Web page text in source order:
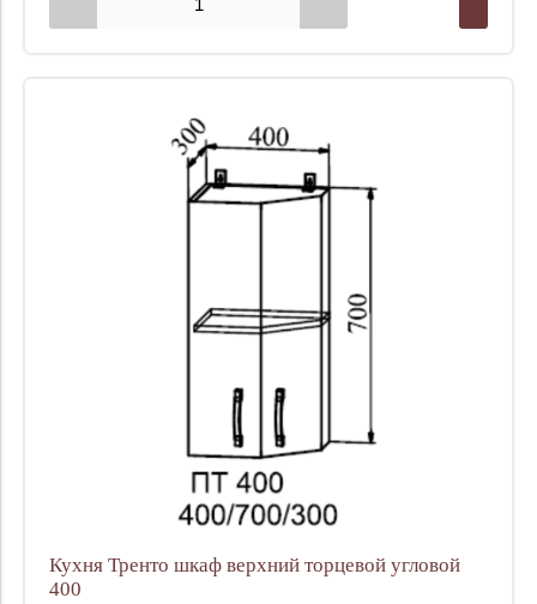
Кухня Тренто шкаф верхний торцевой угловой
400